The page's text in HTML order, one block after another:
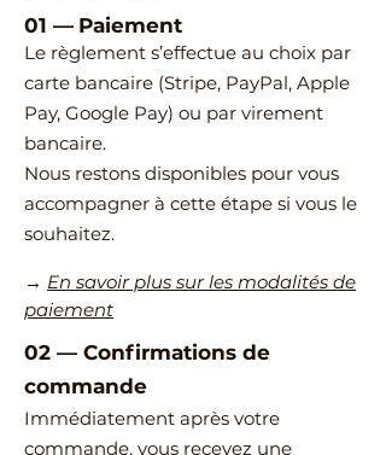
01 — Paiement
Le règlement s’effectue au choix par
carte bancaire (Stripe, PayPal, Apple
Pay, Google Pay) ou par virement
bancaire.
Nous restons disponibles pour vous
accompagner à cette étape si vous le
souhaitez.
→ En savoir plus sur les modalités de
paiement
02 — ​Confirmations de
commande
Immédiatement après votre
commande, vous recevez une